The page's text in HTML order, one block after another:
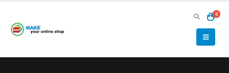
0